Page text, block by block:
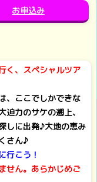
お申込み
く、スペシャルツア
、ここでしかできな
力のサケの遡上、
しに出発♪大地の恵み
さん♪
行こう！
せん。あらかじめご